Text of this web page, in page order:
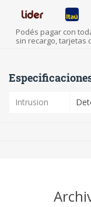
Podés pagar con
sin recargo, tarjetas
Intrusion